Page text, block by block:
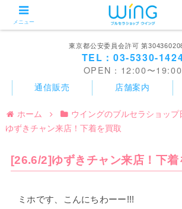
東京都公安委員会許可 第
TEL：03-5330-
OPEN：12:00〜19:00
通信販売 店舗案内
ホーム ウイングのブルセラショップ
ゆずきチャン来店！下着を買取
[26.6/2]ゆずきチャン来店！下着
ミホです、こんにちわーー!!!
メニュー